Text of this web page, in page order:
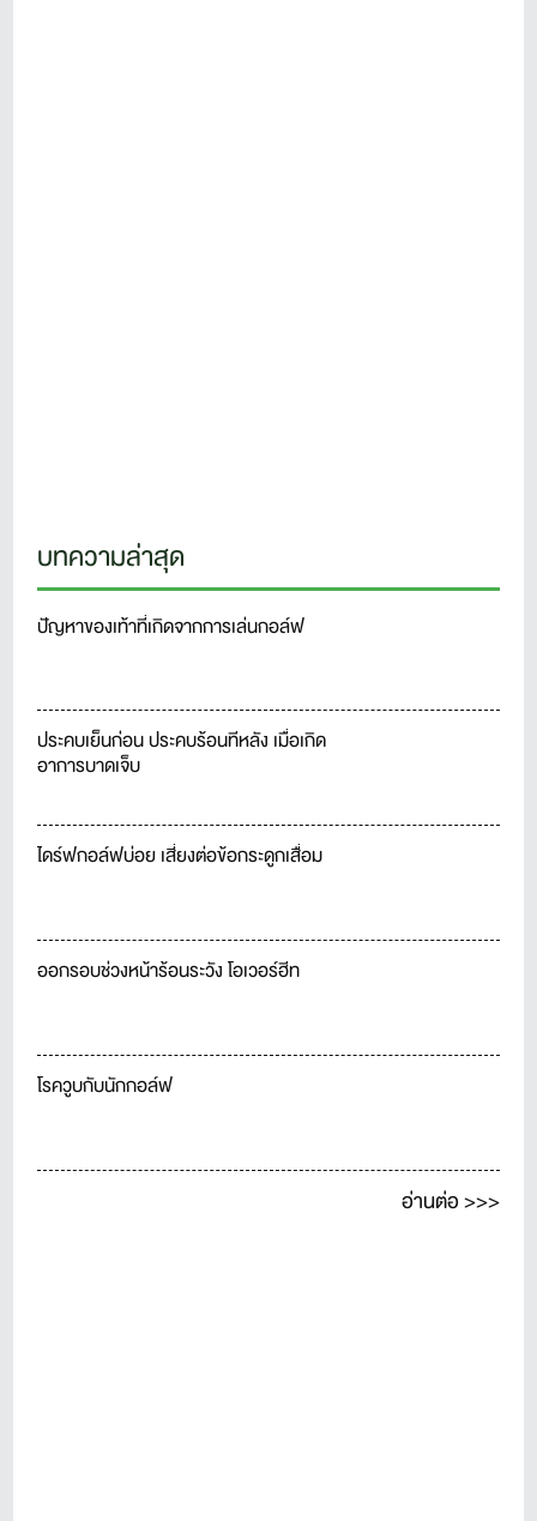
บทความล่าสุด
ปัญหาของเท้าที่เกิดจากการเล่นกอล์ฟ
ประคบเย็นก่อน ประคบร้อนทีหลัง เมื่อเกิด
อาการบาดเจ็บ
ไดร์ฟกอล์ฟบ่อย เสี่ยงต่อข้อกระดูกเสื่อม
ออกรอบช่วงหน้าร้อนระวัง โอเวอร์ฮีท
โรควูบกับนักกอล์ฟ
อ่านต่อ >>>